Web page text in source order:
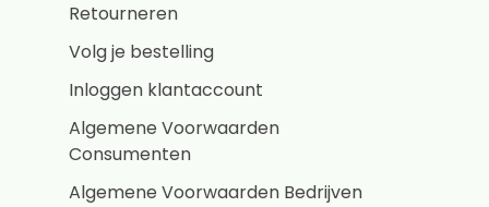
Retourneren
Volg je bestelling
Inloggen klantaccount
Algemene Voorwaarden
Consumenten
Algemene Voorwaarden Bedrijven